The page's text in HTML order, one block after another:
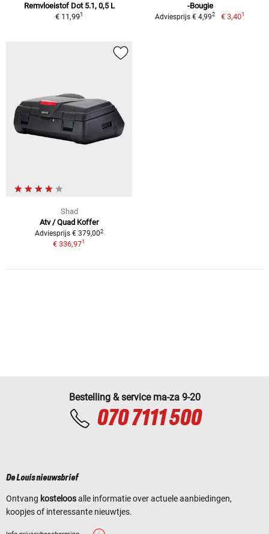
Remvloeistof Dot 5.1, 0,5 L
€ 11,991
-Bougie
Adviesprijs € 4,992 € 3,401
Shad
Atv / Quad Koffer
Adviesprijs € 379,002
€ 336,971
Bestelling & service ma-za 9-20
070 7111 500
De Louis nieuwsbrief
Ontvang kosteloosalle informatie over actuele aanbiedingen,
koopjes of interessante nieuwtjes.